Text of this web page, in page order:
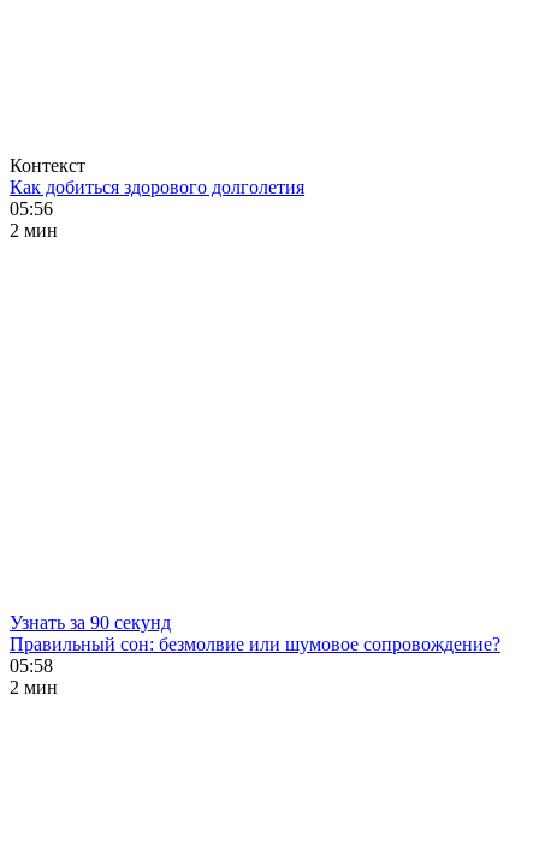
Контекст
Как добиться здорового долголетия
05:56
2 мин
Узнать за 90 секунд
Правильный сон: безмолвие или шумовое сопровождение?
05:58
2 мин